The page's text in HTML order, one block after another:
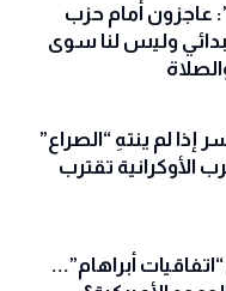
عاجزون أمام حزب
وليس لنا سوى
إذا لم ينتهِ “الصراع”
الأوكرانية تقترب
أبراهام”...